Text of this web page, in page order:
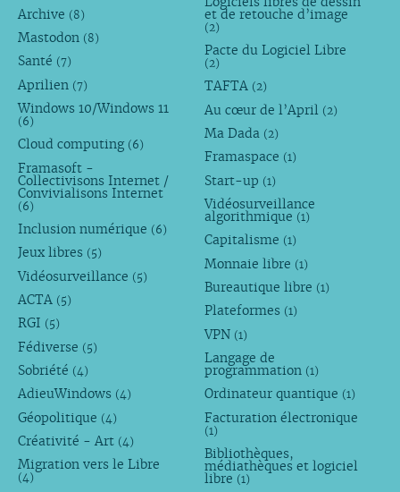
Archive (8)
Mastodon (8)
Santé (7)
Aprilien (7)
Windows 10/Windows 11
(6)
Cloud computing (6)
Framasoft -
Collectivisons Internet /
Convivialisons Internet
(6)
Inclusion numérique (6)
Jeux libres (5)
Vidéosurveillance (5)
ACTA (5)
RGI (5)
Fédiverse (5)
Sobriété (4)
AdieuWindows (4)
Géopolitique (4)
Créativité - Art (4)
Migration vers le Libre
(4)
et de retouche d’image
(2)
Pacte du Logiciel Libre
(2)
TAFTA (2)
Au cœur de l’April (2)
Ma Dada (2)
Framaspace (1)
Start-up (1)
Vidéosurveillance
algorithmique (1)
Capitalisme (1)
Monnaie libre (1)
Bureautique libre (1)
Plateformes (1)
VPN (1)
Langage de
programmation (1)
Ordinateur quantique (1)
Facturation électronique
(1)
Bibliothèques,
médiathèques et logiciel
libre (1)